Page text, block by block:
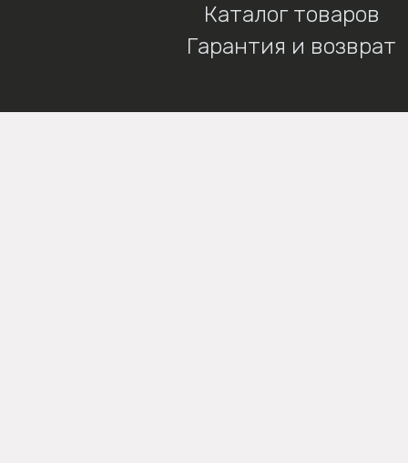
Каталог товаров
Гарантия и возврат